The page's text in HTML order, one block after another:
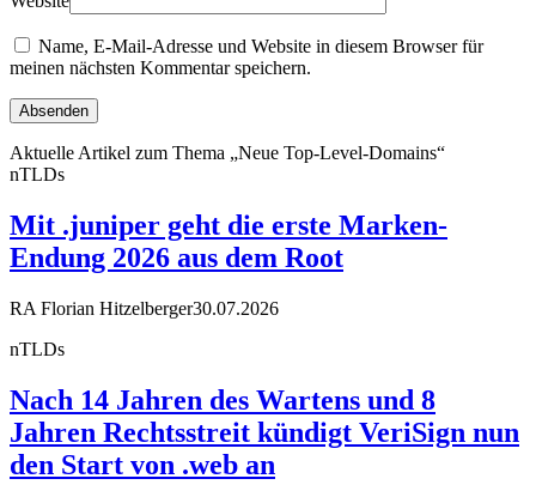
Name, E-Mail-Adresse und Website in diesem Browser für
meinen nächsten Kommentar speichern.
Aktuelle Artikel zum Thema „Neue Top-Level-Domains“
nTLDs
Mit .juniper geht die erste Marken-
Endung 2026 aus dem Root
RA Florian Hitzelberger30.07.2026
nTLDs
Nach 14 Jahren des Wartens und 8
Jahren Rechtsstreit kündigt VeriSign nun
den Start von .web an